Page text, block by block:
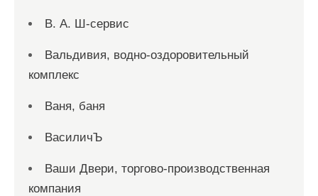
В. А. Ш-сервис
Вальдивия, водно-оздоровительный
комплекс
Ваня, баня
ВасиличЪ
Ваши Двери, торгово-производственная
компания